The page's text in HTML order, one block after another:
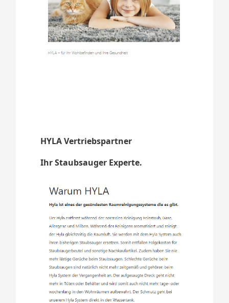
HYLA Vertriebspartner
Ihr Staubsauger Experte.